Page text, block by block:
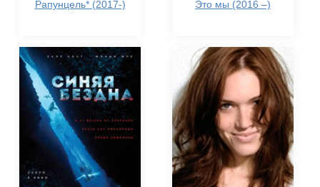
Рапунцель* (2017-) Это мы (2016 –)